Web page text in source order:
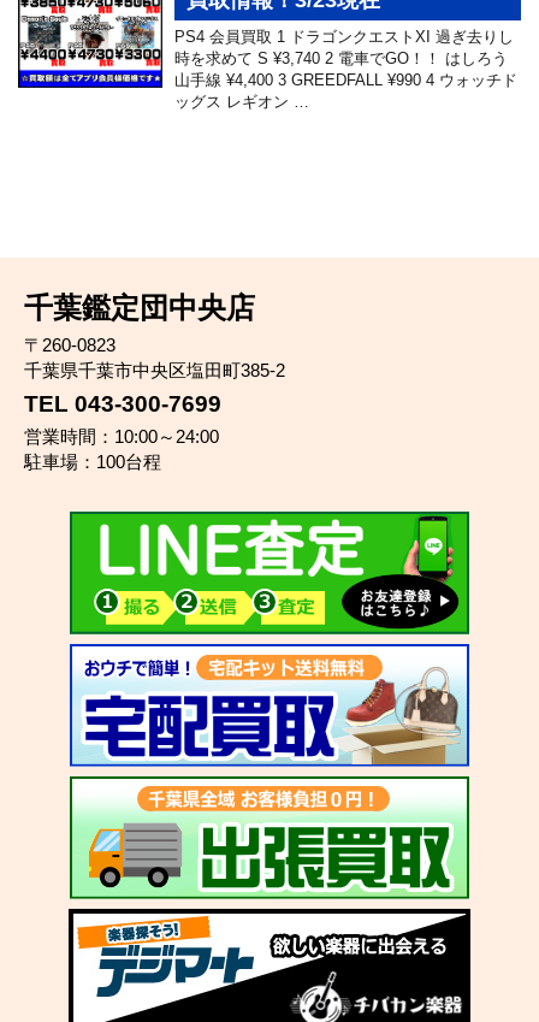
PS4 会員買取 1 ドラゴンクエストXI 過ぎ去りし
時を求めて S ¥3,740 2 電車でGO！！ はしろう
山手線 ¥4,400 3 GREEDFALL ¥990 4 ウォッチド
ッグス レギオン …
千葉鑑定団中央店
〒260-0823
千葉県千葉市中央区塩田町385-2
TEL 043-300-7699
営業時間：10:00～24:00
駐車場：100台程